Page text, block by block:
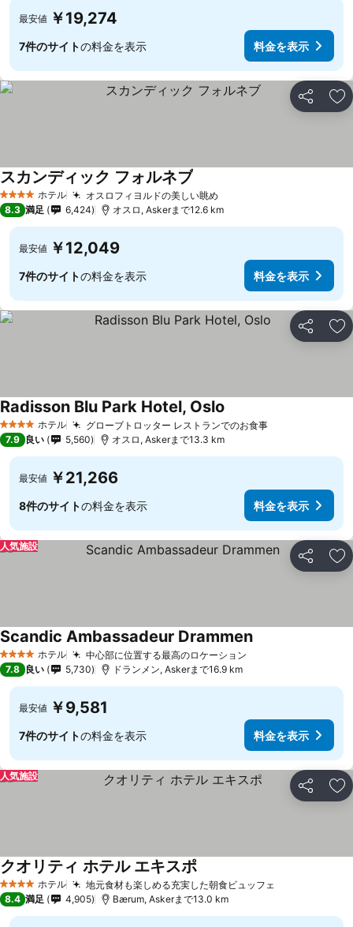
最安値 ￥19,274
7件のサイトの料金を表示 料金を表示
シェア お
4 ホテルのランク
ホテル オスロフィヨルドの美しい眺め
スカンディック フォルネブ
8.3 満足 6,424 オスロ, Askerまで12.6 km
最安値 ￥12,049
7件のサイトの料金を表示 料金を表示
シェア お
4 ホテルのランク
ホテル グローブトロッター レストランでのお食事
Radisson Blu Park Hotel, Oslo
7.9 良い 5,560 オスロ, Askerまで13.3 km
最安値 ￥21,266
8件のサイトの料金を表示 料金を表示
シェア お
人気施設
4 ホテルのランク
ホテル 中心部に位置する最高のロケーション
Scandic Ambassadeur Drammen
7.8 良い 5,730 ドランメン, Askerまで16.9 km
最安値 ￥9,581
7件のサイトの料金を表示 料金を表示
シェア お
人気施設
4 ホテルのランク
ホテル 地元食材も楽しめる充実した朝食ビュッフェ
クオリティ ホテル エキスポ
8.4 満足 4,905 Bærum, Askerまで13.0 km